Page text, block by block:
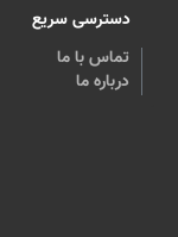
دسترسی سریع
تماس با ما
درباره ما